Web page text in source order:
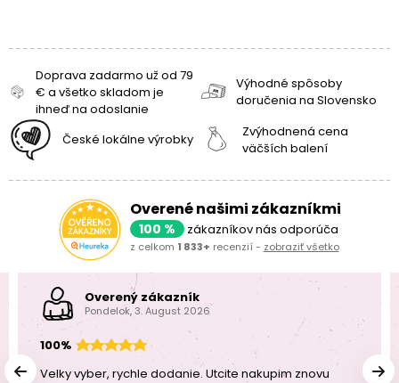
Doprava zadarmo už od 79
€ a všetko skladom je
ihneď na odoslanie
Výhodné spôsoby
doručenia na Slovensko
České lokálne výrobky
Zvýhodnená cena
väčších balení
Overené našimi zákazníkmi
100 % zákazníkov nás odporúča
z celkom 1 833+ recenzií - zobraziť všetko
Overený zákazník
Pondelok, 3. August 2026
100%
Velky vyber, rychle dodanie. Utcite nakupim znovu